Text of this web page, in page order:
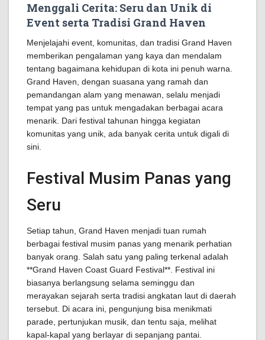
Menggali Cerita: Seru dan Unik di
Event serta Tradisi Grand Haven
Menjelajahi event, komunitas, dan tradisi Grand Haven
memberikan pengalaman yang kaya dan mendalam
tentang bagaimana kehidupan di kota ini penuh warna.
Grand Haven, dengan suasana yang ramah dan
pemandangan alam yang menawan, selalu menjadi
tempat yang pas untuk mengadakan berbagai acara
menarik. Dari festival tahunan hingga kegiatan
komunitas yang unik, ada banyak cerita untuk digali di
sini.
Festival Musim Panas yang
Seru
Setiap tahun, Grand Haven menjadi tuan rumah
berbagai festival musim panas yang menarik perhatian
banyak orang. Salah satu yang paling terkenal adalah
**Grand Haven Coast Guard Festival**. Festival ini
biasanya berlangsung selama seminggu dan
merayakan sejarah serta tradisi angkatan laut di daerah
tersebut. Di acara ini, pengunjung bisa menikmati
parade, pertunjukan musik, dan tentu saja, melihat
kapal-kapal yang berlayar di sepanjang pantai.